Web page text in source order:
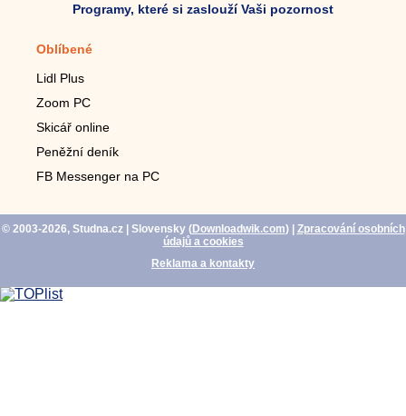
Programy, které si zaslouží Vaši pozornost
Oblíbené
Lidl Plus
Zoom PC
Skicář online
Peněžní deník
FB Messenger na PC
© 2003-2026, Studna.cz| Slovensky (Downloadwik.com)| Zpracování osobních
údajů a cookies
Reklama a kontakty